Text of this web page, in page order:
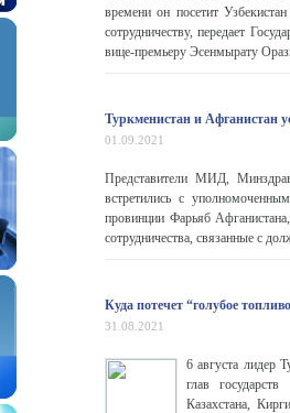
времени он посетит
сотрудничеству, передает
вице-премьеру Эсенмырату
Туркменистан и Афганистан
01.09.2021
Представители МИД,
встретились с
провинции Фарьяб
сотрудничества, связанные с
Куда потечет “голубое
31.08.2021
6 августа лидер
глав
Казахстана,